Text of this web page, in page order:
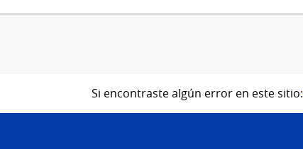
Si encontraste algún error en este sitio: